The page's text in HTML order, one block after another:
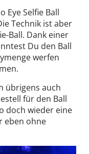
Eye Selfie Ball
Technik ist aber
Ball. Dank einer
Du den Ball
werfen
übrigens auch
für den Ball
doch wieder eine
eben ohne